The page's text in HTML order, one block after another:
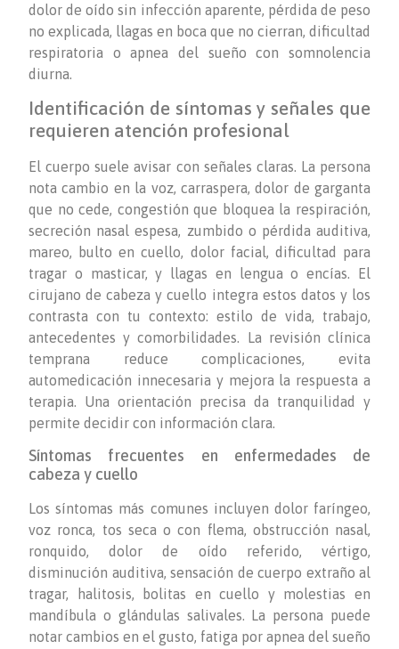
dolor de oído sin infección aparente, pérdida de peso
no explicada, llagas en boca que no cierran, dificultad
respiratoria o apnea del sueño con somnolencia
diurna.
Identificación de síntomas y señales que
requieren atención profesional
El cuerpo suele avisar con señales claras. La persona
nota cambio en la voz, carraspera, dolor de garganta
que no cede, congestión que bloquea la respiración,
secreción nasal espesa, zumbido o pérdida auditiva,
mareo, bulto en cuello, dolor facial, dificultad para
tragar o masticar, y llagas en lengua o encías. El
cirujano de cabeza y cuello integra estos datos y los
contrasta con tu contexto: estilo de vida, trabajo,
antecedentes y comorbilidades. La revisión clínica
temprana reduce complicaciones, evita
automedicación innecesaria y mejora la respuesta a
terapia. Una orientación precisa da tranquilidad y
permite decidir con información clara.
Síntomas frecuentes en enfermedades de
cabeza y cuello
Los síntomas más comunes incluyen dolor faríngeo,
voz ronca, tos seca o con flema, obstrucción nasal,
ronquido, dolor de oído referido, vértigo,
disminución auditiva, sensación de cuerpo extraño al
tragar, halitosis, bolitas en cuello y molestias en
mandíbula o glándulas salivales. La persona puede
notar cambios en el gusto, fatiga por apnea del sueño